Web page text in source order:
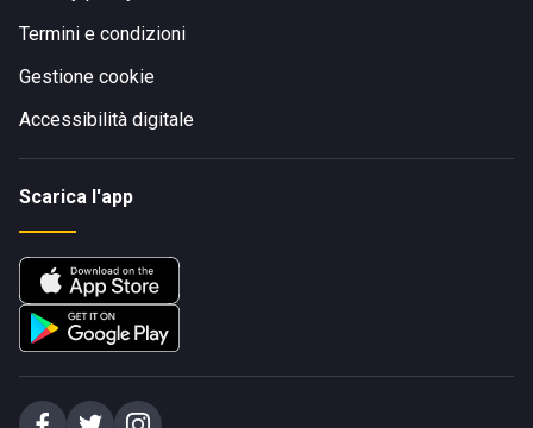
Termini e condizioni
Gestione cookie
Accessibilità digitale
Scarica l'app